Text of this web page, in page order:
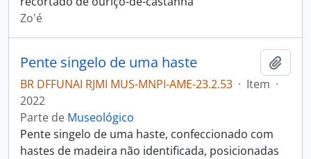
Zo'é
Pente singelo de uma haste
BR DFFUNAI RJMI MUS-MNPI-AME-23.2.53 · Item ·
2022
Parte de Museológico
Pente singelo de uma haste, confeccionado com
hastes de madeira não identificada, posicionadas